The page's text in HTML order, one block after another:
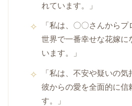
れています。」
「私は、〇〇さんからプ
世界で一番幸せな花嫁に
います。」
「私は、不安や疑いの気
彼からの愛を全面的に信
す。」